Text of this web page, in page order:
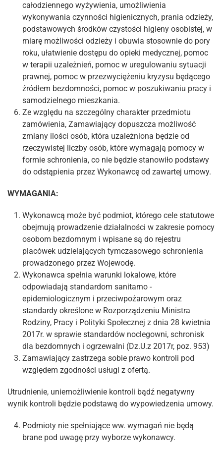
całodziennego wyżywienia, umożliwienia
wykonywania czynności higienicznych, prania odzieży,
podstawowych środków czystości higieny osobistej, w
miarę możliwości odzieży i obuwia stosownie do pory
roku, ułatwienie dostępu do opieki medycznej, pomoc
w terapii uzależnień, pomoc w uregulowaniu sytuacji
prawnej, pomoc w przezwyciężeniu kryzysu będącego
źródłem bezdomności, pomoc w poszukiwaniu pracy i
samodzielnego mieszkania.
Ze względu na szczególny charakter przedmiotu
zamówienia, Zamawiający dopuszcza możliwość
zmiany ilości osób, która uzależniona będzie od
rzeczywistej liczby osób, które wymagają pomocy w
formie schronienia, co nie będzie stanowiło podstawy
do odstąpienia przez Wykonawcę od zawartej umowy.
WYMAGANIA:
Wykonawcą może być podmiot, którego cele statutowe
obejmują prowadzenie działalności w zakresie pomocy
osobom bezdomnym i wpisane są do rejestru
placówek udzielających tymczasowego schronienia
prowadzonego przez Wojewodę.
Wykonawca spełnia warunki lokalowe, które
odpowiadają standardom sanitarno -
epidemiologicznym i przeciwpożarowym oraz
standardy określone w Rozporządzeniu Ministra
Rodziny, Pracy i Polityki Społecznej z dnia 28 kwietnia
2017r. w sprawie standardów noclegowni, schronisk
dla bezdomnych i ogrzewalni (Dz.U.z 2017r, poz. 953)
Zamawiający zastrzega sobie prawo kontroli pod
względem zgodności usługi z ofertą.
Utrudnienie, uniemożliwienie kontroli bądź negatywny
wynik kontroli będzie podstawą do wypowiedzenia umowy.
Podmioty nie spełniające ww. wymagań nie będą
brane pod uwagę przy wyborze wykonawcy.